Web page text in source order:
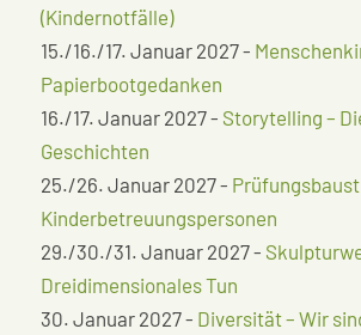
(Kindernotfälle)
15./16./17. Januar 2027 -
Papierbootgedanken
16./17. Januar 2027 - Storytelling –
Geschichten
25./26. Januar 2027 -
Kinderbetreuungspersonen
29./30./31. Januar 2027 -
Dreidimensionales Tun
30. Januar 2027 - Diversität – Wir